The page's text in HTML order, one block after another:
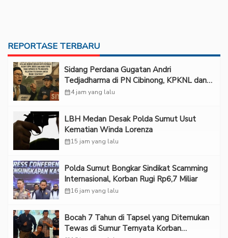
REPORTASE TERBARU
Sidang Perdana Gugatan Andri
Tedjadharma di PN Cibinong, KPKNL dan
PUPN Mangkir
calendar_month4 jam yang lalu
LBH Medan Desak Polda Sumut Usut
Kematian Winda Lorenza
calendar_month15 jam yang lalu
Polda Sumut Bongkar Sindikat Scamming
Internasional, Korban Rugi Rp6,7 Miliar
calendar_month16 jam yang lalu
Bocah 7 Tahun di Tapsel yang Ditemukan
Tewas di Sumur Ternyata Korban